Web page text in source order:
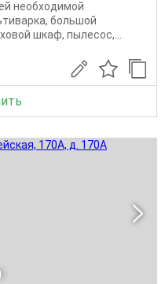
необходимой
большой
шкаф, пылесос,...